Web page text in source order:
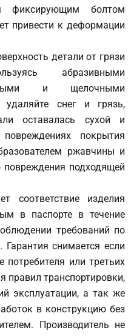
фиксирующим болтом
привести к деформации
детали от грязи
абразивными
и щелочными
снег и грязь,
оставалась сухой и
покрытия
ржавчины и
повреждения подходящей
соответствие изделия
в паспорте в течение
требований по
Гарантия снимается если
или третьих
правил транспортировки,
эксплуатации, а так же
в конструкцию без
Производитель не